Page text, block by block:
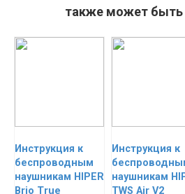
также может быть
Инструкция к
беспроводным
наушникам HIPER
Brio True
Инструкция к
наушникам
TWS Air V2